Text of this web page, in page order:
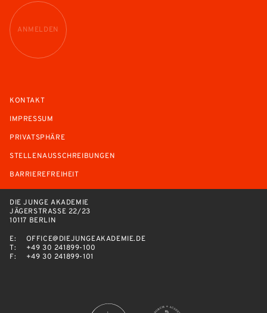
ANMELDEN
KONTAKT
IMPRESSUM
PRIVATSPHÄRE
STELLENAUSSCHREIBUNGEN
BARRIEREFREIHEIT
DIE JUNGE AKADEMIE
JÄGERSTRASSE 22/23
10117 BERLIN
E:
OFFICE@DIEJUNGEAKADEMIE.DE
T:
+49 30 241899-100
F:
+49 30 241899-101